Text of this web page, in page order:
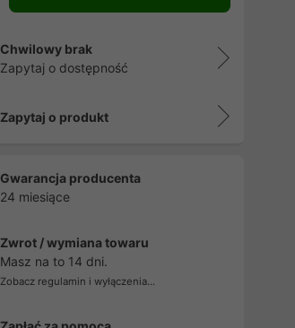
Chwilowy brak
Zapytaj o dostępność
Zapytaj o produkt
Gwarancja producenta
24 miesiące
Zwrot / wymiana towaru
Masz na to 14 dni.
Zobacz regulamin i wyłączenia...